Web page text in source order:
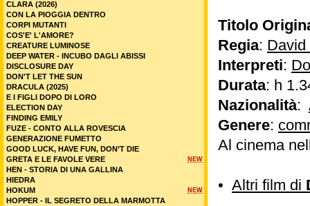
Titolo
Regia: David
Interpreti:
Durata: h
Nazionalità:
Genere:
Al cinema
• Altri film di
CLARA (2026)
CON LA PIOGGIA DENTRO
CORPI MUTANTI
COS'E' L'AMORE?
CREATURE LUMINOSE
DEEP WATER - INCUBO DAGLI ABISSI
DISCLOSURE DAY
DON'T LET THE SUN
DRACULA (2025)
E I FIGLI DOPO DI LORO
ELECTION DAY
FINDING EMILY
FUZE - CONTO ALLA ROVESCIA
GENERAZIONE FUMETTO
GOOD LUCK, HAVE FUN, DON’T DIE
NEW
GRETA E LE FAVOLE VERE
HEN - STORIA DI UNA GALLINA
HIEDRA
NEW
HOKUM
HOPPER - IL SEGRETO DELLA MARMOTTA